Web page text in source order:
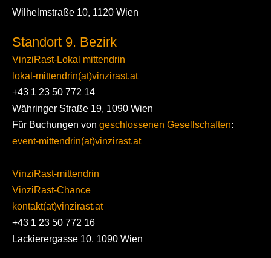
Wilhelmstraße 10, 1120 Wien
Standort 9. Bezirk
VinziRast-Lokal mittendrin
lokal-mittendrin(at)vinzirast.at
+43 1 23 50 772 14
Währinger Straße 19, 1090 Wien
Für Buchungen von geschlossenen Gesellschaften:
event-mittendrin(at)vinzirast.at
VinziRast-mittendrin
VinziRast-Chance
kontakt(at)vinzirast.at
+43 1 23 50 772 16
Lackierergasse 10, 1090 Wien